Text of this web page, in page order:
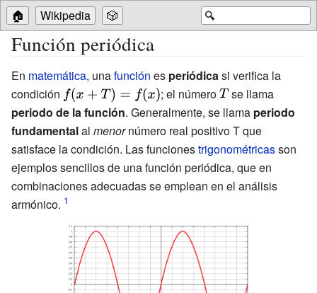
🔍
🏠 Wikipedia 🎲
Función periódica
En matemática, unafunción es periódica si verifica la
condición {\displaystyle
f(x+T)=f(x)}
; el número{\displaystyle
T}
se llama
periodo de la función. Generalmente, se llama periodo
fundamentalal menornúmero real positivo T que
satisface la condición. Las funcionestrigonométricasson
ejemplos sencillos de una función periódica, que en
combinaciones adecuadas se emplean en el análisis
armónico.